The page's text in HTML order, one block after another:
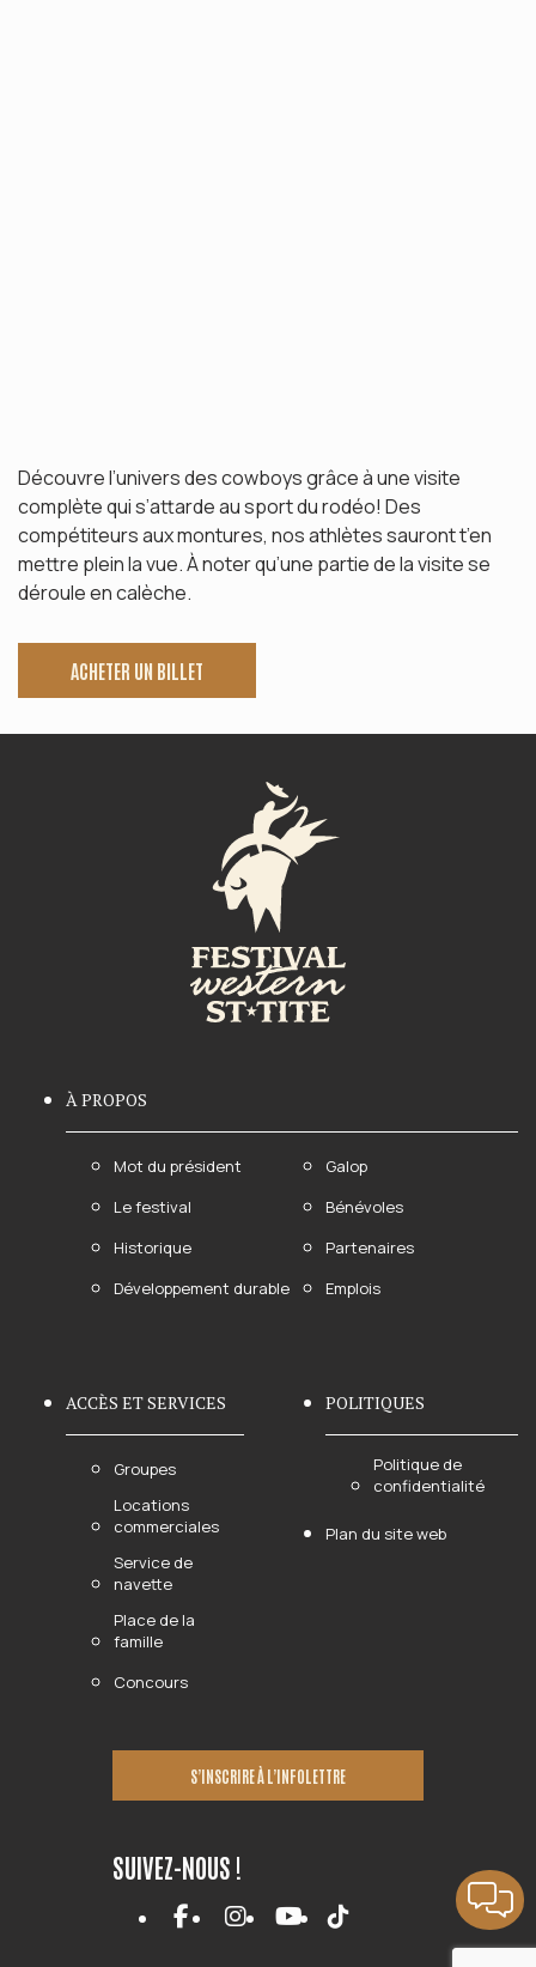
Découvre l’univers des cowboys grâce à une visite
complète qui s’attarde au sport du rodéo! Des
compétiteurs aux montures, nos athlètes sauront t’en
mettre plein la vue. À noter qu’une partie de la visite se
déroule en calèche.
ACHETER UN BILLET
À PROPOS
Mot du président
Le festival
Historique
Développement durable
Galop
Bénévoles
Partenaires
Emplois
ACCÈS ET SERVICES
Groupes
Locations
commerciales
Service de
navette
Place de la
famille
Concours
POLITIQUES
Politique de
confidentialité
Plan du site web
S’INSCRIRE À L’INFOLETTRE
SUIVEZ-NOUS !